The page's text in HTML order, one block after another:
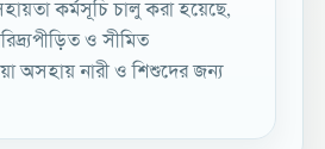
সহায়তা কর্মসূচি চালু করা হয়েছে,
ও সীমিত
অসহায় নারী ও শিশুদের জন্য